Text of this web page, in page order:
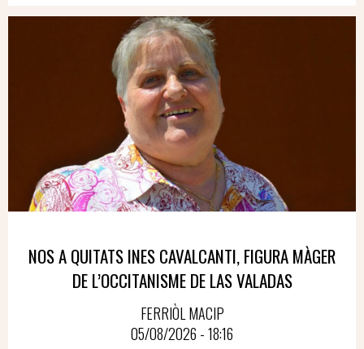
NOS A QUITATS INES CAVALCANTI, FIGURA MÀGER
DE L’OCCITANISME DE LAS VALADAS
FERRIÒL MACIP
05/08/2026 - 18:16